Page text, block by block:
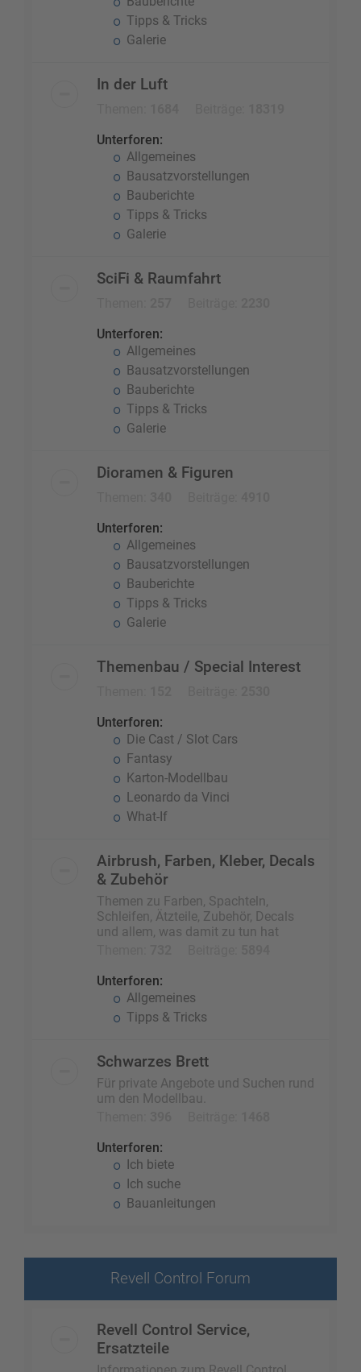
Tipps & Tricks
Galerie
In der Luft
Unterforen:
Allgemeines
Bausatzvorstellungen
Bauberichte
Tipps & Tricks
Galerie
SciFi & Raumfahrt
Unterforen:
Allgemeines
Bausatzvorstellungen
Bauberichte
Tipps & Tricks
Galerie
Dioramen & Figuren
Unterforen:
Allgemeines
Bausatzvorstellungen
Bauberichte
Tipps & Tricks
Galerie
Themenbau / Special Interest
Unterforen:
Die Cast / Slot Cars
Fantasy
Karton-Modellbau
Leonardo da Vinci
What-If
Airbrush, Farben, Kleber, Decals
& Zubehör
Themen zu Farben, Spachteln,
Schleifen, Ätzteile, Zubehör, Decals
und allem, was damit zu tun hat
Unterforen:
Allgemeines
Tipps & Tricks
Schwarzes Brett
Für private Angebote und Suchen rund
um den Modellbau.
Unterforen:
Ich biete
Ich suche
Bauanleitungen
Revell Control Forum
Revell Control Service,
Ersatzteile